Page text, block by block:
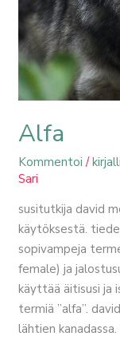
Alfa
Kommentoi /
Sari
susitutkija david
käytöksestä.
sopivampeja
female) ja
käyttää äitisusi ja
termiä ”alfa”.
lähtien